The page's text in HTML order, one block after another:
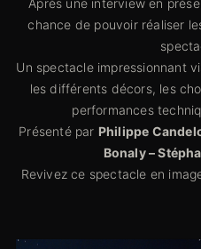
Après une interview en
chance de pouvoir réaliser
Un spectacle impressionnant
les différents décors, les
performances
Présenté par Philippe
Bonaly –
Revivez ce spectacle en